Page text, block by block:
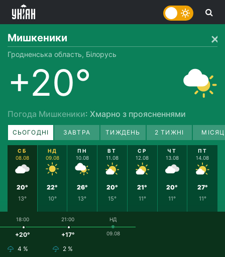
Мишкеники
Гродненська область, Білорусь
+20°
Погода Мишкеники: Хмарно з проясненнями
СЬОГОДНІ ЗАВТРА ТИЖДЕНЬ 2 ТИЖНІ
СБ
08.08
20°
13°
НД
09.08
22°
10°
ПН
10.08
26°
13°
ВТ
11.08
20°
15°
СР
12.08
21°
11°
ЧТ
13.08
20°
11°
ПТ
14.08
27°
11°
18:00
+20°
4 %
21:00
+17°
2 %
НД
09.08